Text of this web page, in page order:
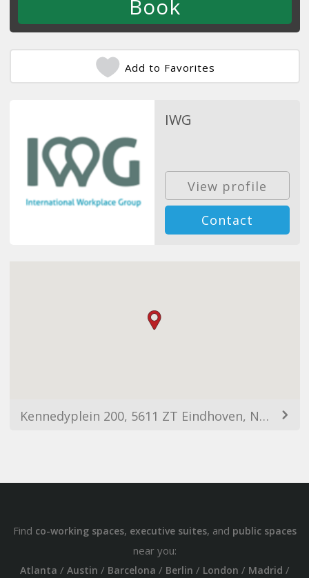
Add to Favorites
IWG
View profile
Contact
Kennedyplein 200, 5611 ZT Eindhoven, Netherlands
Find co-working spaces, executive suites, and public spaces
near you:
Atlanta / Austin / Barcelona / Berlin / London / Madrid /